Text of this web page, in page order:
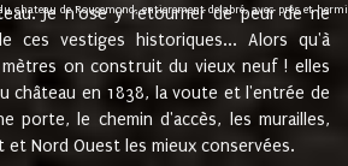
chateau de Rougemond, entierement delabré, avec près et
Je n'ose y retourner de peur de ne
ces vestiges historiques... Alors qu'à
on construit du vieux neuf ! elles
château en 1838, la voute et l'entrée de
porte, le chemin d'accès, les murailles,
Nord Ouest les mieux conservées.